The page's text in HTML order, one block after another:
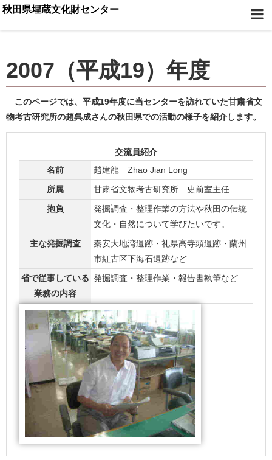
秋田県埋蔵文化財センター
2007（平成19）年度
このページでは、平成19年度に当センターを訪れていた甘粛省文
物考古研究所の趙呉成さんの秋田県での活動の様子を紹介します。
交流員紹介
名前
趙建龍 Zhao Jian Long
所属
甘粛省文物考古研究所 史前室主任
抱負
発掘調査・整理作業の方法や秋田の伝統
文化・自然について学びたいです。
主な発掘調査
秦安大地湾遺跡・礼県高寺頭遺跡・蘭州
市紅古区下海石遺跡など
省で従事している
業務の内容
発掘調査・整理作業・報告書執筆など